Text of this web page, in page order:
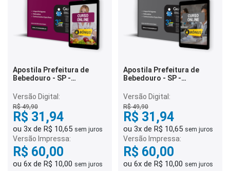
Apostila Prefeitura de
Bebedouro - SP -
Versão Digital:
R$ 49,90
R$ 31,94
ou 3x de R$ 10,65 sem juros
Versão Impressa:
R$ 60,00
ou 6x de R$ 10,00 sem juros
Apostila Prefeitura de
Bebedouro - SP -
Versão Digital:
R$ 49,90
R$ 31,94
ou 3x de R$ 10,65 sem juros
Versão Impressa:
R$ 60,00
ou 6x de R$ 10,00 sem juros